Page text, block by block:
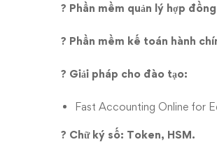
? Phần mềm quản lý hợp
? Phần mềm kế toán hành
? Giải pháp cho đào tạo:
Fast Accounting Online for
? Chữ ký số: Token, HSM.